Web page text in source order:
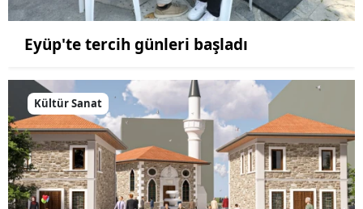
Eyüp'te tercih günleri başladı
Kültür Sanat